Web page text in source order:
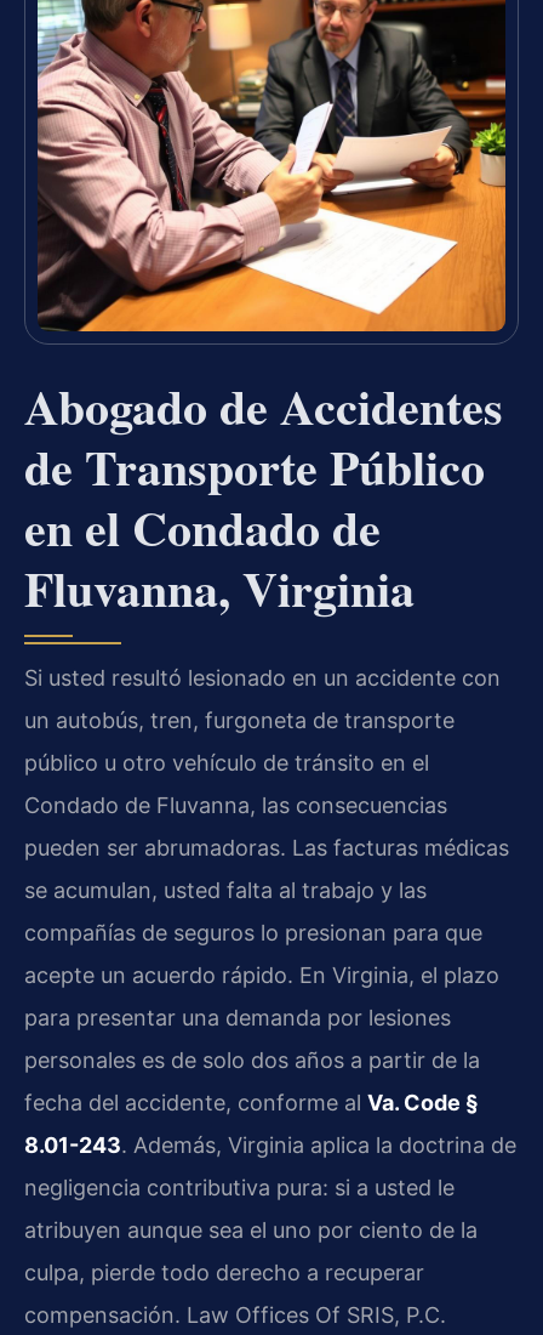
Abogado de Accidentes
de Transporte Público
en el Condado de
Fluvanna, Virginia
Si usted resultó lesionado en un accidente con
un autobús, tren, furgoneta de transporte
público u otro vehículo de tránsito en el
Condado de Fluvanna, las consecuencias
pueden ser abrumadoras. Las facturas médicas
se acumulan, usted falta al trabajo y las
compañías de seguros lo presionan para que
acepte un acuerdo rápido. En Virginia, el plazo
para presentar una demanda por lesiones
personales es de solo dos años a partir de la
fecha del accidente, conforme al Va. Code §
8.01-243. Además, Virginia aplica la doctrina de
negligencia contributiva pura: si a usted le
atribuyen aunque sea el uno por ciento de la
culpa, pierde todo derecho a recuperar
compensación. Law Offices Of SRIS, P.C.